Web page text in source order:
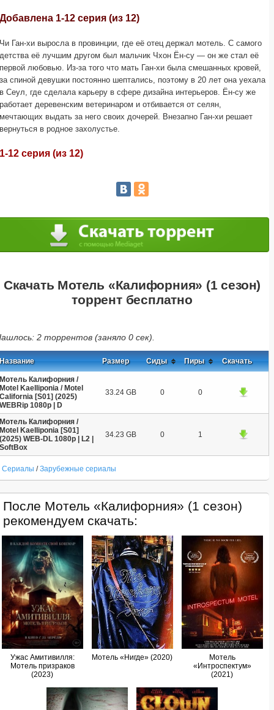
Добавлена 1-12 серия (из 12)
Чи Ган-хи выросла в провинции, где её отец держал мотель. С самого
детства её лучшим другом был мальчик Чхон Ён-су — он же стал её
первой любовью. Из-за того что мать Ган-хи была смешанных кровей,
за спиной девушки постоянно шептались, поэтому в 20 лет она уехала
в Сеул, где сделала карьеру в сфере дизайна интерьеров. Ён-су же
работает деревенским ветеринаром и отбивается от селян,
мечтающих выдать за него своих дочерей. Внезапно Ган-хи решает
вернуться в родное захолустье.
1-12 серия (из 12)
Скачать Мотель «Калифорния» (1 сезон)
торрент бесплатно
2 торрентов (заняло 0 сек).
Название Размер Сиды Пиры Скачать
Мотель Калифорния /
Motel Kaelliponia / Motel
California [S01] (2025)
WEBRip 1080p | D
33.24 GB 0 0
Мотель Калифорния /
Motel Kaelliponia [S01]
(2025) WEB-DL 1080p | L2 |
SoftBox
34.23 GB 0 1
Сериалы /Зарубежные сериалы
После Мотель «Калифорния» (1 сезон)
рекомендуем скачать:
Ужас Амитивилля:
Мотель призраков
(2023)
Мотель «Нигде» (2020)
Мотель
«Интроспектум»
(2021)